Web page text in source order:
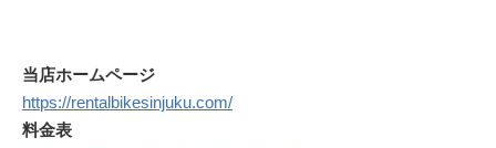
当店ホームページ
https://rentalbikesinjuku.com/
料金表